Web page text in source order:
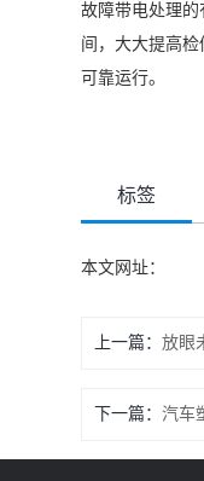
故障带电处理
间，大大提高
可靠运行。
标签
本文网址：
上一篇：
下一篇：汽车